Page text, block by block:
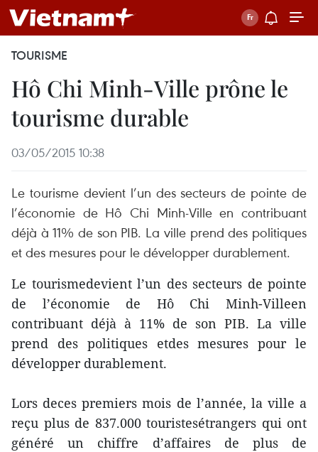
TOURISME
Hô Chi Minh-Ville prône le
tourisme durable
03/05/2015 10:38
Le tourisme devient l’un des secteurs de pointe de
l’économie de Hô Chi Minh-Ville en contribuant
déjà à 11% de son PIB. La ville prend des politiques
et des mesures pour le développer durablement.
Le tourismedevient l’un des secteurs de pointe
de l’économie de Hô Chi Minh-Villeen
contribuant déjà à 11% de son PIB. La ville
prend des politiques etdes mesures pour le
développer durablement.
Lors deces premiers mois de l’année, la ville a
reçu plus de 837.000 touristesétrangers qui ont
généré un chiffre d’affaires de plus de